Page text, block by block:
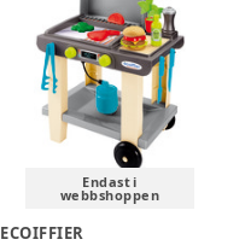
Endast i
webbshoppen
ECOIFFIER